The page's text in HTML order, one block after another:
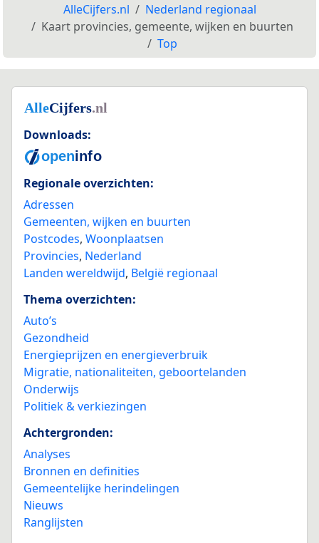
AlleCijfers.nl
Nederland regionaal
Kaart provincies, gemeente, wijken en buurten
Top
Downloads:
Regionale overzichten:
Adressen
Gemeenten, wijken en buurten
Postcodes, Woonplaatsen
Provincies, Nederland
Landen wereldwijd, België regionaal
Thema overzichten:
Auto’s
Gezondheid
Energieprijzen en energieverbruik
Migratie, nationaliteiten, geboortelanden
Onderwijs
Politiek & verkiezingen
Achtergronden:
Analyses
Bronnen en definities
Gemeentelijke herindelingen
Nieuws
Ranglijsten